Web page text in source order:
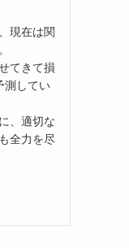
現在は関
てきて損
測してい
、適切な
全力を尽